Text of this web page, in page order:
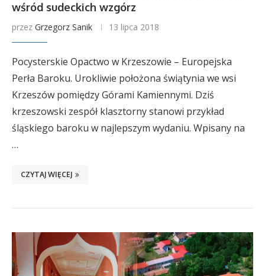
wśród sudeckich wzgórz
przez Grzegorz Sanik 13 lipca 2018
Pocysterskie Opactwo w Krzeszowie – Europejska
Perła Baroku. Urokliwie położona świątynia we wsi
Krzeszów pomiędzy Górami Kamiennymi. Dziś
krzeszowski zespół klasztorny stanowi przykład
śląskiego baroku w najlepszym wydaniu. Wpisany na
…
CZYTAJ WIĘCEJ